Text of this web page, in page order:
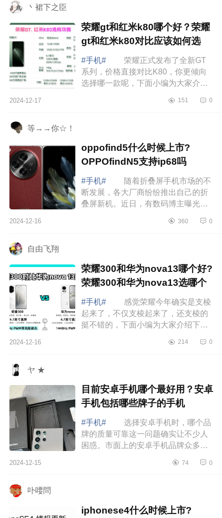
丶裙下之臣
荣耀gt和红米k80哪个好？荣耀
gt和红米k80对比应该如何选
#手机#
荣耀正式发布了全新GT
系列，价格直接对比K80，你更倾向
选择哪一款呢，下面小编为大家介绍
红米k80对比应该如何选 荣耀gt和
2024-12-17 151 0
等→→你☆！
oppofind5什么时候上市?
OPPOfindN5支持ip68吗
#手机#
随着折叠屏手机市场的不
断发展，各大厂商纷纷推出自己的折
叠屏新机。近日，有数码博主曝光了
是“明年上半年最强折叠。”下面小编为
2024-12-16 360 0
自由飞翔
荣耀300和华为nova13哪个好?
荣耀300和华为nova13选哪个
#手机#
感觉荣耀今年确实是支棱
起来了，不仅支棱起来了，还支棱的
挺不错的，下面小编为大家介绍下荣
和华为nova13选哪个 荣耀300和
2024-12-16 214 0
ヤ ★
目前安卓手机哪个最好用？安卓
手机包括哪些牌子的手机
#手机#
选择安卓手机时，哪个品
牌的质量可靠这一问题确实让不少人
困惑。市面上的安卓手机品牌众多，
学，有些则在性能优化上不遗余力。
2024-12-15 74 0
卟喓問
iphonese4什么时候上市?